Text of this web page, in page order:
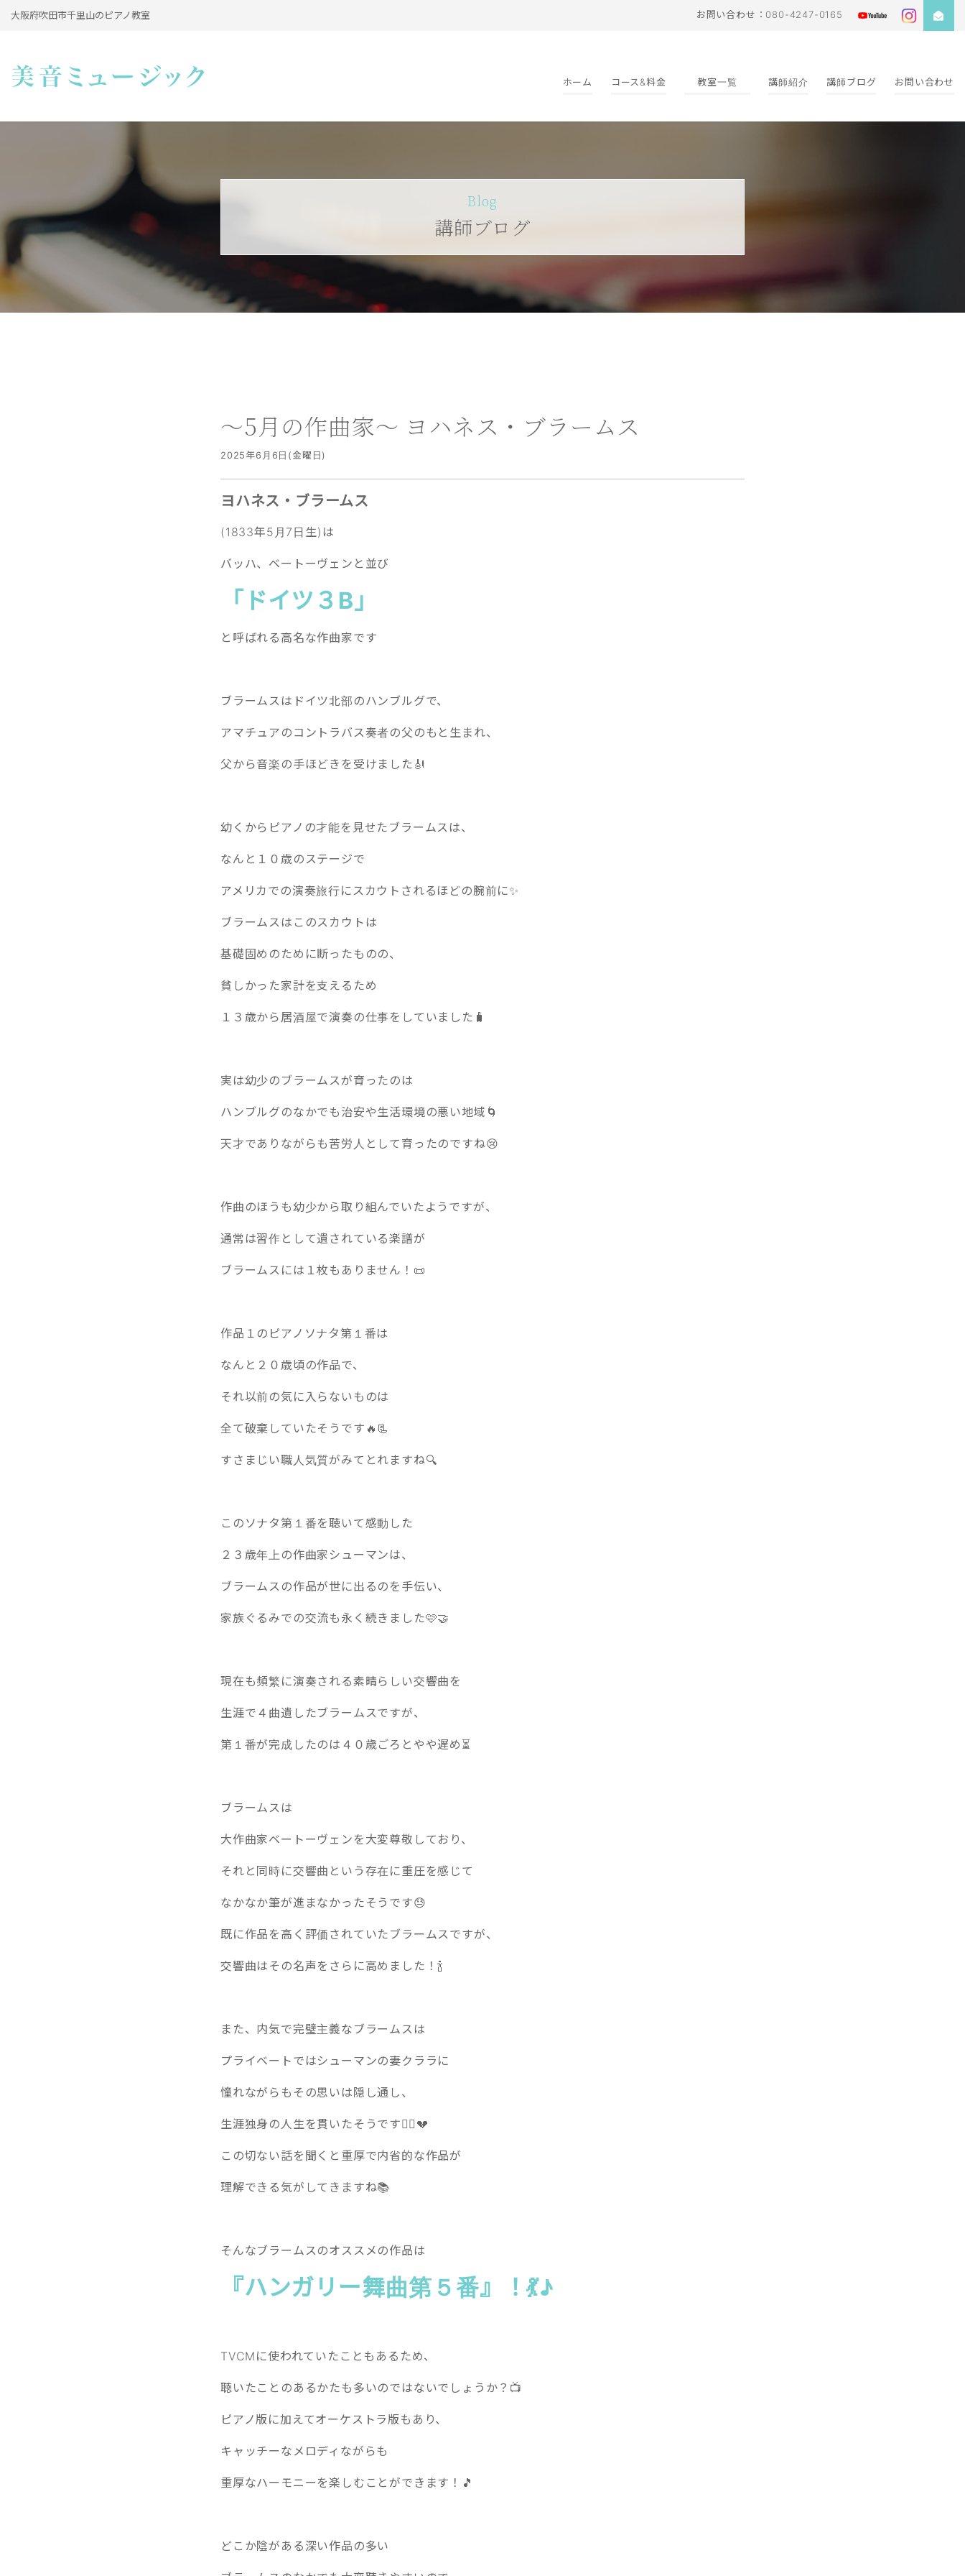
大阪府吹田市千里山のピアノ教室 お問い合わせ：080-4247-0165
ホーム コース&料金 教室一覧 講師紹介 講師ブログ お問い合わせ
Blog
講師ブログ
～5月の作曲家～ ヨハネス・ブラームス
2025年6月6日(金曜日)
ヨハネス・ブラームス
(1833年5月7日生)は
バッハ、ベートーヴェンと並び
「ドイツ３B」
と呼ばれる高名な作曲家です
ブラームスはドイツ北部のハンブルグで、
アマチュアのコントラバス奏者の父のもと生まれ、
父から音楽の手ほどきを受けました🎻
幼くからピアノの才能を見せたブラームスは、
なんと１０歳のステージで
アメリカでの演奏旅行にスカウトされるほどの腕前に✨
ブラームスはこのスカウトは
基礎固めのために断ったものの、
貧しかった家計を支えるため
１３歳から居酒屋で演奏の仕事をしていました🧳
実は幼少のブラームスが育ったのは
ハンブルグのなかでも治安や生活環境の悪い地域🌀
天才でありながらも苦労人として育ったのですね😢
作曲のほうも幼少から取り組んでいたようですが、
通常は習作として遺されている楽譜が
ブラームスには１枚もありません！📜
作品１のピアノソナタ第１番は
なんと２０歳頃の作品で、
それ以前の気に入らないものは
全て破棄していたそうです🔥📃
すさまじい職人気質がみてとれますね🔍
このソナタ第１番を聴いて感動した
２３歳年上の作曲家シューマンは、
ブラームスの作品が世に出るのを手伝い、
家族ぐるみでの交流も永く続きました🩷🤝
現在も頻繁に演奏される素晴らしい交響曲を
生涯で４曲遺したブラームスですが、
第１番が完成したのは４０歳ごろとやや遅め⏳
ブラームスは
大作曲家ベートーヴェンを大変尊敬しており、
それと同時に交響曲という存在に重圧を感じて
なかなか筆が進まなかったそうです😓
既に作品を高く評価されていたブラームスですが、
交響曲はその名声をさらに高めました！🍾
また、内気で完璧主義なブラームスは
プライベートではシューマンの妻クララに
憧れながらもその思いは隠し通し、
生涯独身の人生を貫いたそうです🧔‍♂️💔
この切ない話を聞くと重厚で内省的な作品が
理解できる気がしてきますね📚
そんなブラームスのオススメの作品は
『ハンガリー舞曲第５番』！💃♪
TVCMに使われていたこともあるため、
聴いたことのあるかたも多いのではないでしょうか？📺
ピアノ版に加えてオーケストラ版もあり、
キャッチーなメロディながらも
重厚なハーモニーを楽しむことができます！🎵
どこか陰がある深い作品の多い